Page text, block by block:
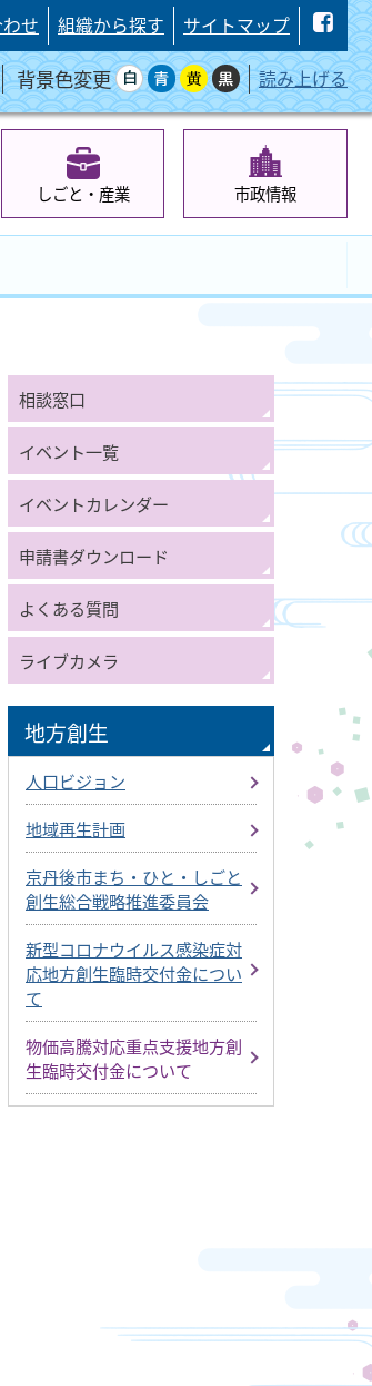
せ 組織から探す サイトマップ
背景色変更 読み上げる
しごと・産業 市政情報
相談窓口
イベント一覧
イベントカレンダー
申請書ダウンロード
よくある質問
ライブカメラ
地方創生
人口ビジョン
地域再生計画
京丹後市まち・ひと・しごと
創生総合戦略推進委員会
新型コロナウイルス感染症対
応地方創生臨時交付金につい
て
物価高騰対応重点支援地方創
生臨時交付金について